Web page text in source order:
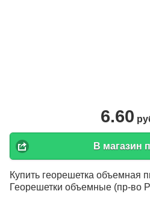
6.60
В магазин
Купить георешетка объемная
Георешетки объемные (пр-во